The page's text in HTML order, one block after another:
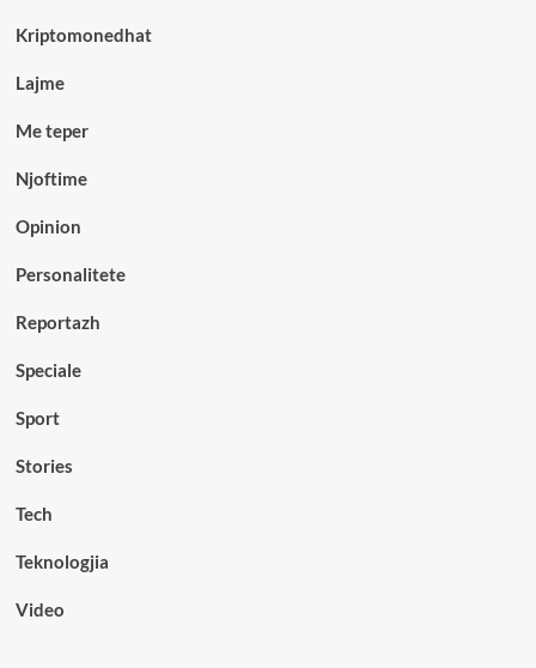
Kriptomonedhat
Lajme
Me teper
Njoftime
Opinion
Personalitete
Reportazh
Speciale
Sport
Stories
Tech
Teknologjia
Video